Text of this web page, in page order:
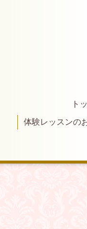
ト
体験レッスンの